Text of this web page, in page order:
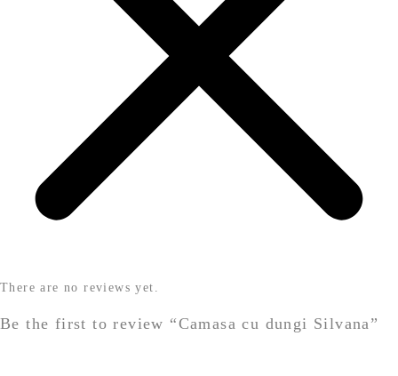
There are no reviews yet.
Be the first to review “Camasa cu dungi Silvana”